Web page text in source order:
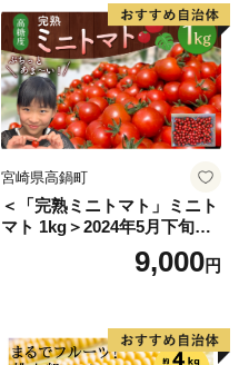
宮崎県高鍋町
＜「完熟ミニトマト」ミニト
マト 1kg＞2024年5月下旬迄
に順次出荷 野菜ソムリエサ
ミット アルル・リリカ共に
県 高鍋町産 産地直送 有機肥
料使用 高糖度 西森農園
9,000円